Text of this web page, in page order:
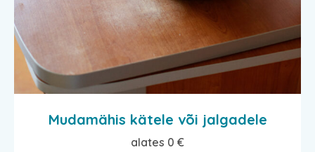
Mudamähis kätele või jalgadele
alates 0 €